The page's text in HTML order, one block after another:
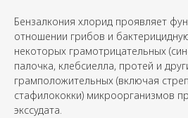
Бензалкония хлорид проявляет
отношении грибов и
некоторых грамотрицательных
палочка, клебсиелла, протей и
грамположительных (включая
стафилококки) микроорганизмов
экссудата.